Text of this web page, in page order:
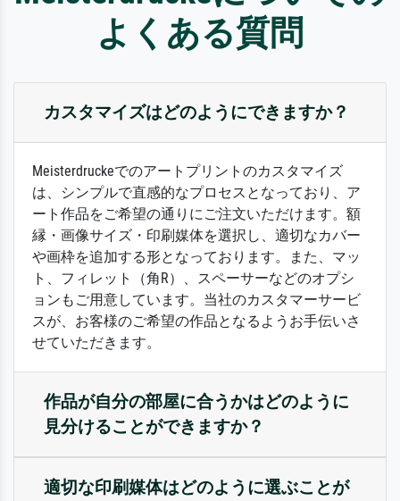
よくある質問
カスタマイズはどのようにできますか？
Meisterdruckeでのアートプリントのカスタマイズ
は、シンプルで直感的なプロセスとなっており、ア
ート作品をご希望の通りにご注文いただけます。額
縁・画像サイズ・印刷媒体を選択し、適切なカバー
や画枠を追加する形となっております。また、マッ
ト、フィレット（角R）、スペーサーなどのオプシ
ョンもご用意しています。当社のカスタマーサービ
スが、お客様のご希望の作品となるようお手伝いさ
せていただきます。
作品が自分の部屋に合うかはどのように
見分けることができますか？
適切な印刷媒体はどのように選ぶことが